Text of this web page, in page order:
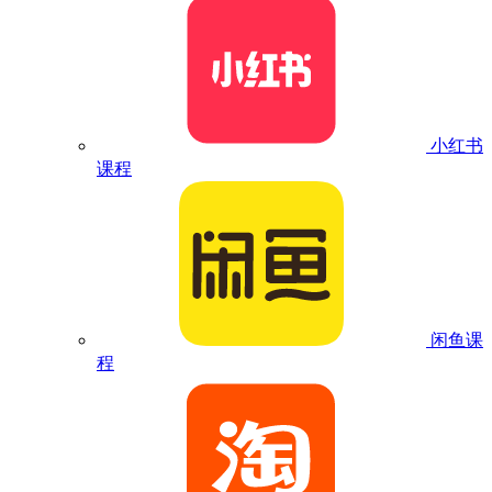
小红书
课程
闲鱼课
程